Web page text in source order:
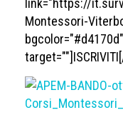
link="https://
Montessori-